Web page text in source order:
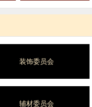
装饰委员会
辅材委员会